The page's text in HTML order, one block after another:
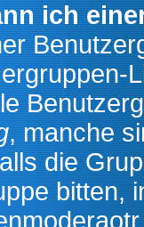
ich
, manche
die
bitten,